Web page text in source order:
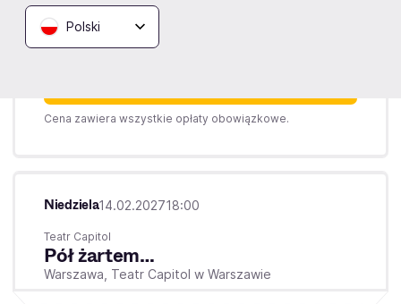
Polski
Warszawa,Teatr Capitol w Warszawie
Cena zawiera wszystkie opłaty obowiązkowe.
Niedziela14.02.202718:00
Teatr Capitol
Pół żartem…
Warszawa, Teatr Capitol w Warszawie